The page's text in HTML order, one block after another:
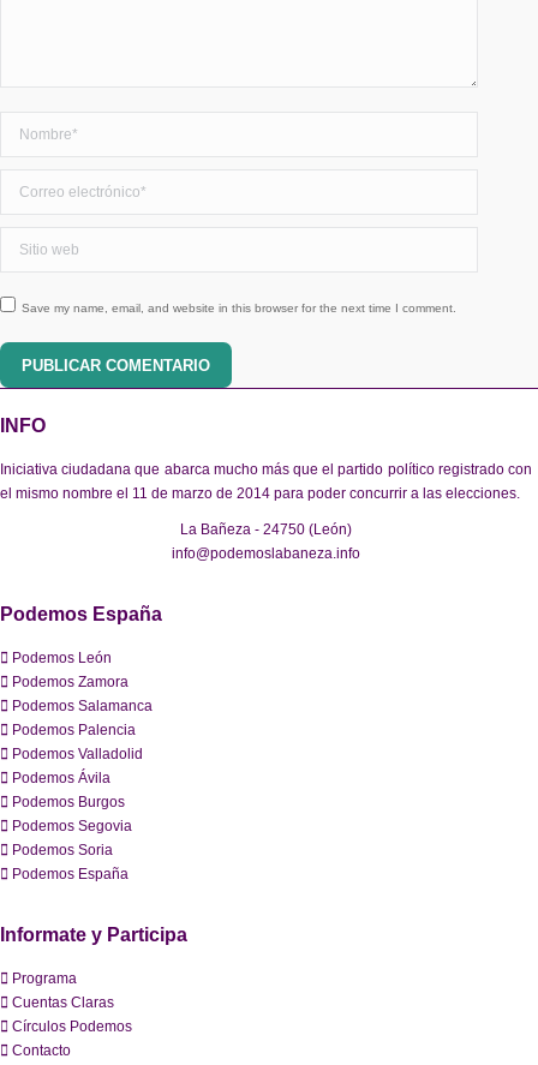
Save my name, email, and website in this browser for the next time I comment.
PUBLICAR COMENTARIO
INFO
Iniciativa ciudadana que abarca mucho más que el partido político registrado con
el mismo nombre el 11 de marzo de 2014 para poder concurrir a las elecciones.
La Bañeza - 24750 (León)
info@podemoslabaneza.info
Podemos España
Podemos León
Podemos Zamora
Podemos Salamanca
Podemos Palencia
Podemos Valladolid
Podemos Ávila
Podemos Burgos
Podemos Segovia
Podemos Soria
Podemos España
Informate y Participa
Programa
Cuentas Claras
Círculos Podemos
Contacto